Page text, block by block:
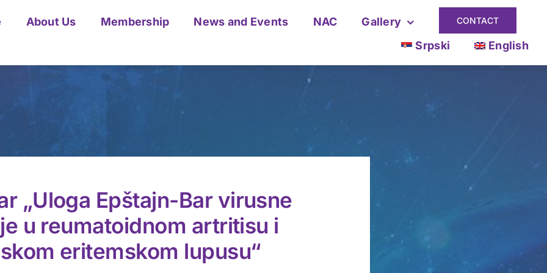
About Us Membership News and Events NAC Gallery CONTACT
Srpski English
„Uloga Epštajn-Bar virusne
u reumatoidnom artritisu i
eritemskom lupusu“